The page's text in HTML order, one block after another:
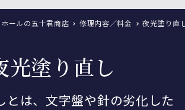
ールの五十君商店 修理内容／料金 夜光塗り直
光塗り直し
とは、文字盤や針の劣化した